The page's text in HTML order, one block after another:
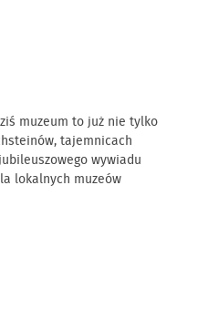
muzeum to już nie tylko
tajemnicach
wywiadu
lokalnych muzeów